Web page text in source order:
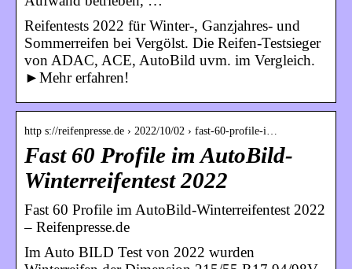
Reifentests 2022 für Winter-, Ganzjahres- und
Sommerreifen bei Vergölst. Die Reifen-Testsieger
von ADAC, ACE, AutoBild uvm. im Vergleich.
►Mehr erfahren!
http s://reifenpresse.de › 2022/10/02 › fast-60-profile-i…
Fast 60 Profile im AutoBild-
Winterreifentest 2022
Fast 60 Profile im AutoBild-Winterreifentest 2022
– Reifenpresse.de
Im Auto BILD Test von 2022 wurden